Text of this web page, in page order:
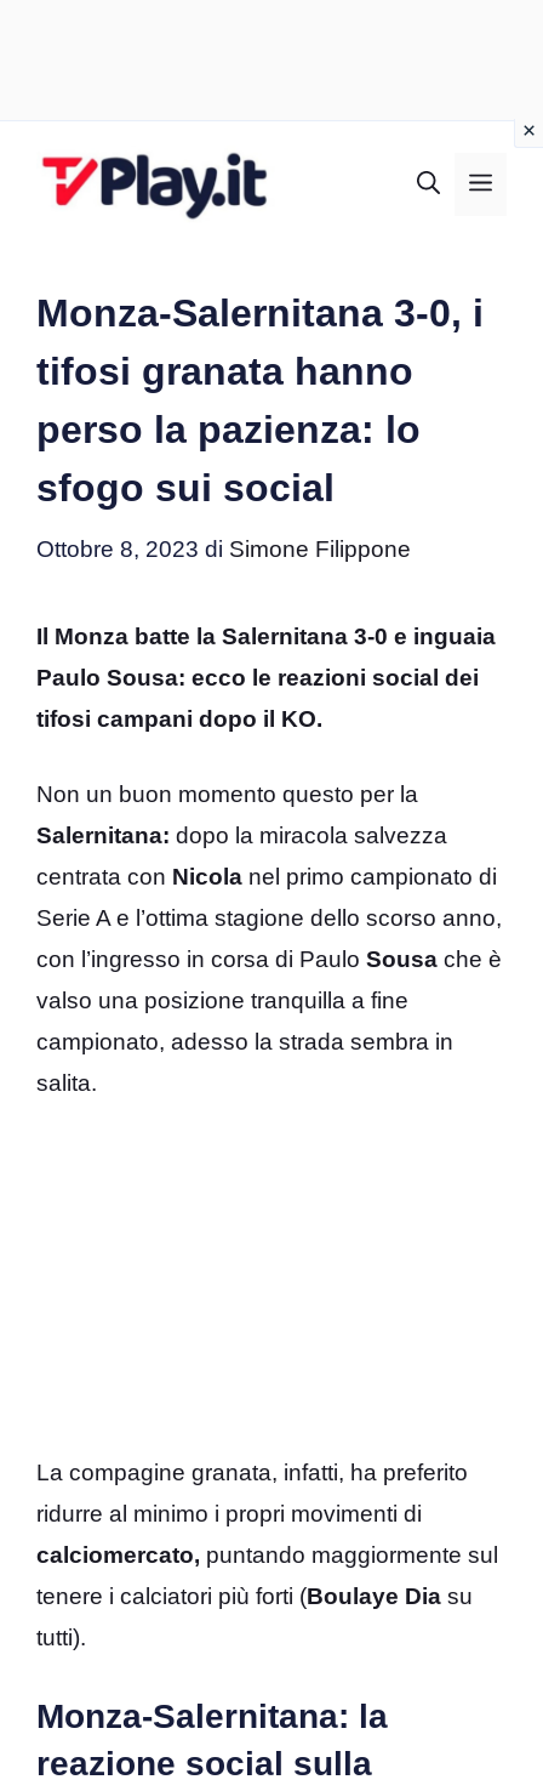
Monza-Salernitana 3-0, i
tifosi granata hanno
perso la pazienza: lo
sfogo sui social
Ottobre 8, 2023 di Simone Filippone
Il Monza batte la Salernitana 3-0 e inguaia
Paulo Sousa: ecco le reazioni social dei
tifosi campani dopo il KO.
Non un buon momento questo per la
Salernitana: dopo la miracola salvezza
centrata con Nicola nel primo campionato di
Serie A e l’ottima stagione dello scorso anno,
con l’ingresso in corsa di Paulo Sousa che è
valso una posizione tranquilla a fine
campionato, adesso la strada sembra in
salita.
La compagine granata, infatti, ha preferito
ridurre al minimo i propri movimenti di
calciomercato, puntando maggiormente sul
tenere i calciatori più forti (Boulaye Dia su
tutti).
Monza-Salernitana: la
reazione social sulla